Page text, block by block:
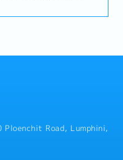
業です。本ポジショ
置等の交渉を行ってい
業を行っていただき
ェクト推進、期限管
仕入価格交渉およびコ
発生時の是正対応・
③ 収益管理・案件別の
Road, Lumphini,